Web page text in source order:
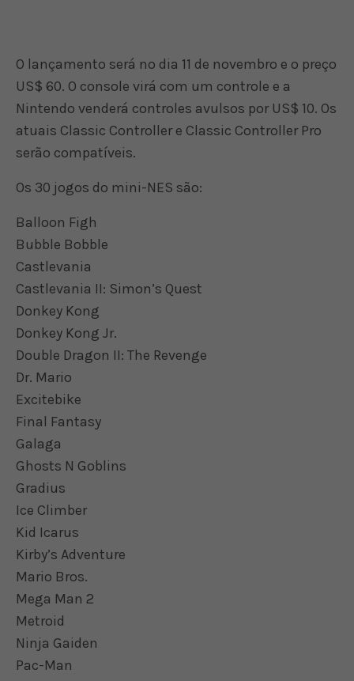
O lançamento será no dia 11 de novembro e o preço
US$ 60. O console virá com um controle e a
Nintendo venderá controles avulsos por US$ 10. Os
atuais Classic Controller e Classic Controller Pro
serão compatíveis.
Os 30 jogos do mini-NES são:
Balloon Figh
Bubble Bobble
Castlevania
Castlevania II: Simon’s Quest
Donkey Kong
Donkey Kong Jr.
Double Dragon II: The Revenge
Dr. Mario
Excitebike
Final Fantasy
Galaga
Ghosts N Goblins
Gradius
Ice Climber
Kid Icarus
Kirby’s Adventure
Mario Bros.
Mega Man 2
Metroid
Ninja Gaiden
Pac-Man